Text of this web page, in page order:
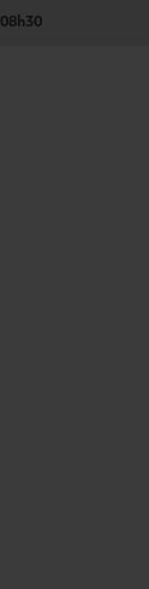
08h30